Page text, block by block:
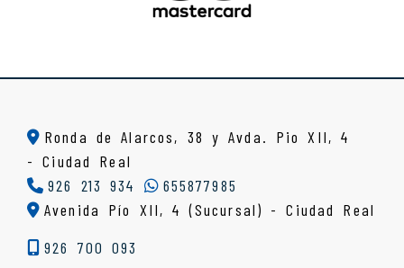
Ronda de Alarcos, 38 y Avda. Pio XII, 4
-Ciudad Real
926 213 934
655877985
Avenida Pío XII, 4 (Sucursal) - Ciudad Real
926 700 093